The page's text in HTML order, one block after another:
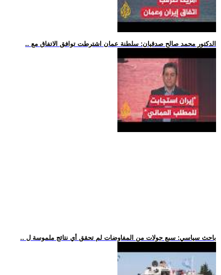
.. الدكتور محمد صالح صدقيان: سلطنة عمان اشترطت توافق الاتفاق مع
.. باحث سياسي: سبع جولات من المفاوضات لم تحقق أي نتائج ملموسة ل